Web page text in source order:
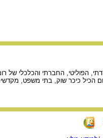
הפוליטי, החברתי והכלכלי
הכיל כיכר שוק, בתי משפט,